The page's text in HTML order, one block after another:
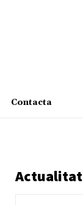
Contacta
Actualitat